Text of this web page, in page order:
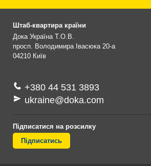
Штаб-квартира країни
Дока Україна Т.О.В.
просп. Володимира Івасюка 20-а
04210 Київ
+380 44 531 3893
ukraine@doka.com
Підписатися на розсилку
Підписатись